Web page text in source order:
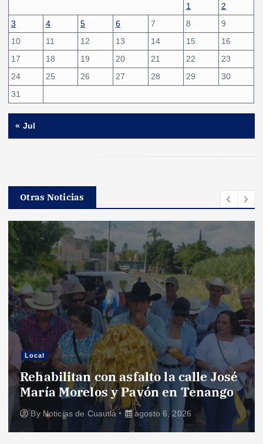
1
2
3
4 5 6 7 8
9
10
11 12 13 14 15
16
17
18 19 20 21 22
23
24
25 26 27 28 29
30
31
« Jul
Otras Noticias
Local
Rehabilitan con asfalto la calle José
María Morelos y Pavón en Tenango
By Noticias de Cuautla agosto 6, 2026